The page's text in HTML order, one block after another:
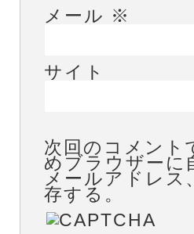
メール ※
サイト
次回のコメント
めブラウザーに
メールアドレス
存する。